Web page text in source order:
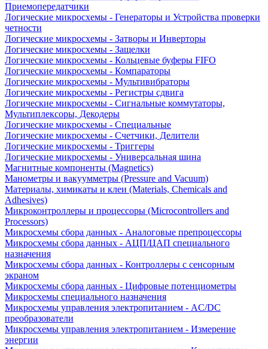
Приемопередатчики
Логические микросхемы - Генераторы и Устройства проверки
четности
Логические микросхемы - Затворы и Инверторы
Логические микросхемы - Защелки
Логические микросхемы - Кольцевые буферы FIFO
Логические микросхемы - Компараторы
Логические микросхемы - Мультивибраторы
Логические микросхемы - Регистры сдвига
Логические микросхемы - Сигнальные коммутаторы,
Мультиплексоры, Декодеры
Логические микросхемы - Специальные
Логические микросхемы - Счетчики, Делители
Логические микросхемы - Триггеры
Логические микросхемы - Универсальная шина
Магнитные компоненты (Magnetics)
Манометры и вакуумметры (Pressure and Vacuum)
Материалы, химикаты и клеи (Materials, Chemicals and
Adhesives)
Микроконтроллеры и процессоры (Microcontrollers and
Processors)
Микросхемы сбора данных - Аналоговые препроцессоры
Микросхемы сбора данных - АЦП/ЦАП специального
назначения
Микросхемы сбора данных - Контроллеры с сенсорным
экраном
Микросхемы сбора данных - Цифровые потенциометры
Микросхемы специального назначения
Микросхемы управления электропитанием - AC/DC
преобразователи
Микросхемы управления электропитанием - Измерение
энергии